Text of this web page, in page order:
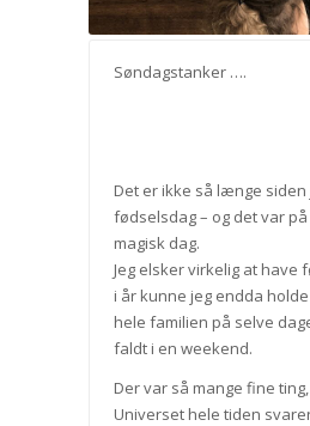
Søndagstanker ….
Det er ikke så længe siden
fødselsdag – og det var
magisk dag.
Jeg elsker virkelig at have
i år kunne jeg endda
hele familien på selve
faldt i en weekend.
Der var så mange fine
Universet hele tiden